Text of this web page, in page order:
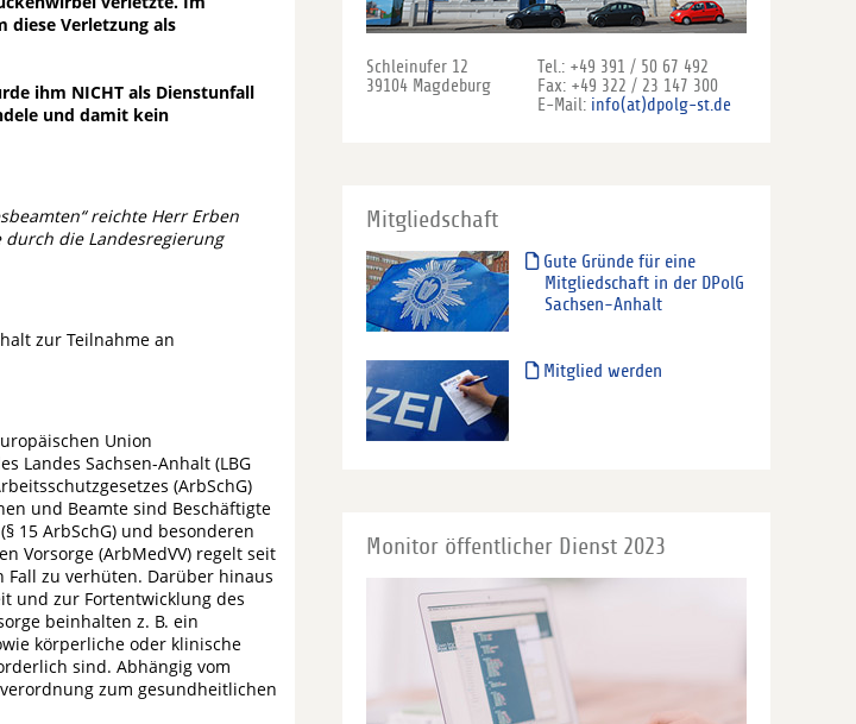
diese Verletzung als
ihm NICHT als Dienstunfall
und damit kein
reichte Herr Erben
durch die Landesregierung
zur Teilnahme an
Union
Landes Sachsen-Anhalt (LBG
(ArbSchG)
und Beamte sind Beschäftigte
15 ArbSchG) und besonderen
Vorsorge (ArbMedVV) regelt seit
zu verhüten. Darüber hinaus
und zur Fortentwicklung des
beinhalten z. B. ein
körperliche oder klinische
sind. Abhängig vom
zum gesundheitlichen
Schleinufer 12
39104 Magdeburg
Tel.: +49 391 / 50 67 492
Fax: +49 322 / 23 147 300
E-Mail: info(at)dpolg-st.de
Mitgliedschaft
Gute Gründe für eine
Mitgliedschaft in der DPolG
Sachsen-Anhalt
Mitglied werden
Monitor öffentlicher Dienst 2023